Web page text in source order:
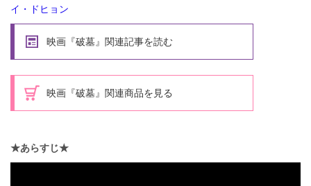
イ・ドヒョン
映画『破墓』関連記事を読む
映画『破墓』関連商品を見る
★あらすじ★